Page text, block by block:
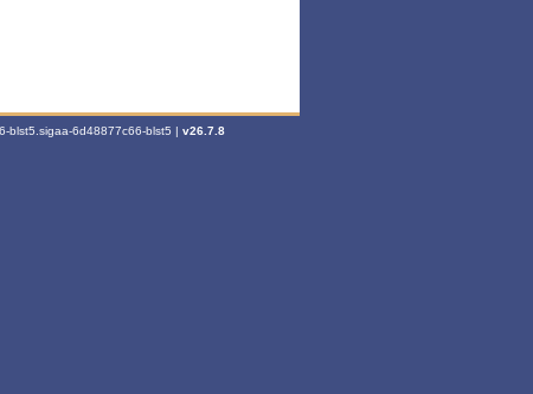
blst5.sigaa-6d48877c66-blst5 | v26.7.8